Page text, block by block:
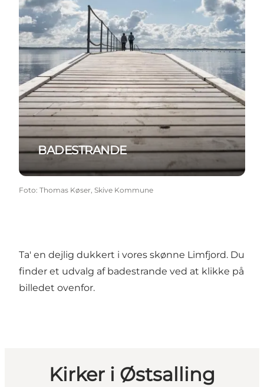
BADESTRANDE
Foto: Thomas Køser, Skive Kommune
Ta' en dejlig dukkert i vores skønne Limfjord. Du
finder et udvalg af badestrande ved at klikke på
billedet ovenfor.
Kirker i Østsalling